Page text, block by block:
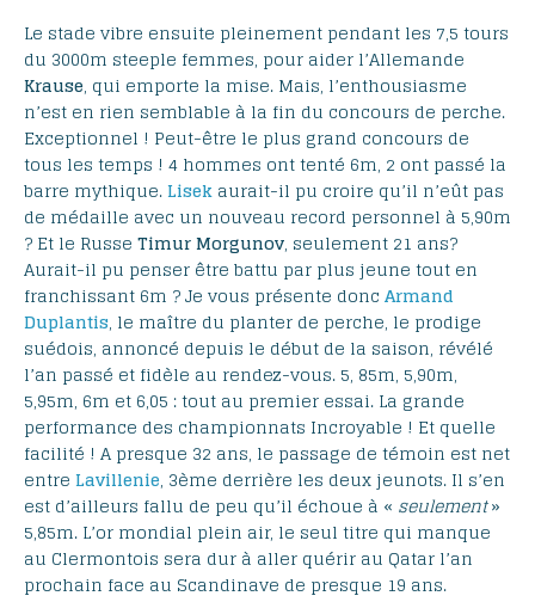
Le stade vibre ensuite pleinement pendant les 7,5 tours
du 3000m steeple femmes, pour aider l’Allemande
Krause, qui emporte la mise. Mais, l’enthousiasme
n’est en rien semblable à la fin du concours de perche.
Exceptionnel ! Peut-être le plus grand concours de
tous les temps ! 4 hommes ont tenté 6m, 2 ont passé la
barre mythique.Lisek aurait-il pu croire qu’il n’eût pas
de médaille avec un nouveau record personnel à 5,90m
? Et le Russe Timur Morgunov, seulement 21 ans?
Aurait-il pu penser être battu par plus jeune tout en
franchissant 6m ? Je vous présente donc Armand
Duplantis, le maître du planter de perche, le prodige
suédois, annoncé depuis le début de la saison, révélé
l’an passé et fidèle au rendez-vous. 5, 85m, 5,90m,
5,95m, 6m et 6,05 : tout au premier essai. La grande
performance des championnats Incroyable ! Et quelle
facilité ! A presque 32 ans, le passage de témoin est net
entre Lavillenie, 3ème derrière les deux jeunots. Il s’en
est d’ailleurs fallu de peu qu’il échoue à « seulement»
5,85m. L’or mondial plein air, le seul titre qui manque
au Clermontois sera dur à aller quérir au Qatar l’an
prochain face au Scandinave de presque 19 ans.